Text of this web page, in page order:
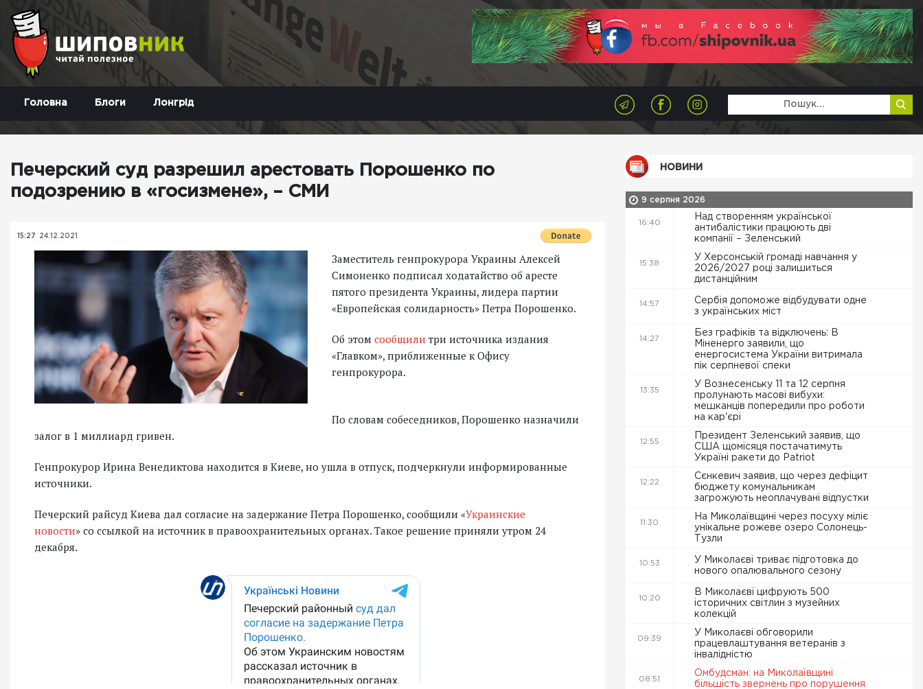
Головна Блоги Лонгрід
Печерский суд разрешил арестовать Порошенко по
подозрению в «госизмене», – СМИ
15:27 24.12.2021
Заместитель генпрокурора Украины Алексей
Симоненко подписал ходатайство об аресте
пятого президента Украины, лидера партии
«Европейская солидарность» Петра Порошенко.
Об этом сообщили три источника издания
«Главком», приближенные к Офису
генпрокурора.
По словам собеседников, Порошенко назначили
залог в 1 миллиард гривен.
Генпрокурор Ирина Венедиктова находится в Киеве, но ушла в отпуск, подчеркнули информированные
источники.
Печерский райсуд Киева дал согласие на задержание Петра Порошенко, сообщили «Украинские
новости» со ссылкой на источник в правоохранительных органах. Такое решение приняли утром 24
декабря.
НОВИНИ
9 серпня 2026
16:40
Над створенням української
антибалістики працюють дві
компанії – Зеленський
15:38
У Херсонській громаді навчання у
2026/2027 році залишиться
дистанційним
14:57
Сербія допоможе відбудувати одне
з українських міст
14:27
Без графіків та відключень: В
Міненерго заявили, що
енергосистема України витримала
пік серпневої спеки
13:35
У Вознесенську 11 та 12 серпня
пролунають масові вибухи:
мешканців попередили про роботи
на кар'єрі
12:55
Президент Зеленський заявив, що
США щомісяця постачатимуть
Україні ракети до Patriot
12:22
Сєнкевич заявив, що через дефіцит
бюджету комунальникам
загрожують неоплачувані відпустки
11:30
На Миколаївщині через посуху міліє
унікальне рожеве озеро Солонець-
Тузли
10:53
У Миколаєві триває підготовка до
нового опалювального сезону
10:20
В Миколаєві цифрують 500
історичних світлин з музейних
колекцій
09:39
У Миколаєві обговорили
працевлаштування ветеранів з
інвалідністю
08:51
Омбудсман: на Миколаївщині
більшість звернень про порушення